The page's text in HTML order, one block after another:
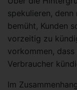
spekulieren,
bemüht, Kunden
vorzeitig zu
vorkommen, dass
Verbraucher
Im